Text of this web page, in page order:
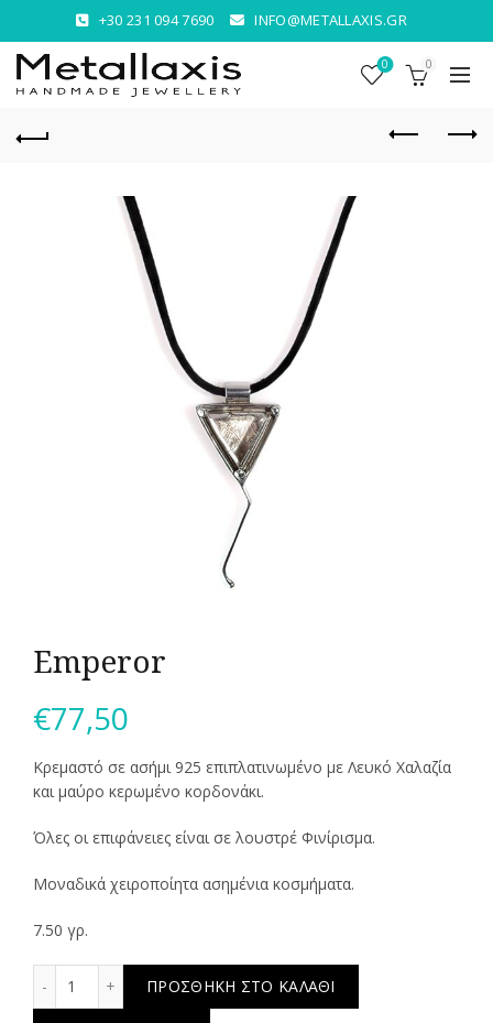
+30 231 094 7690 INFO@METALLAXIS.GR
0 0
Emperor
€77,50
Κρεμαστό σε ασήμι 925 επιπλατινωμένο με Λευκό Χαλαζία
και μαύρο κερωμένο κορδονάκι.
Όλες οι επιφάνειες είναι σε λουστρέ Φινίρισμα.
Μοναδικά χειροποίητα ασημένια κοσμήματα.
7.50 γρ.
ΠΡΟΣΘΉΚΗ ΣΤΟ ΚΑΛΆΘΙ